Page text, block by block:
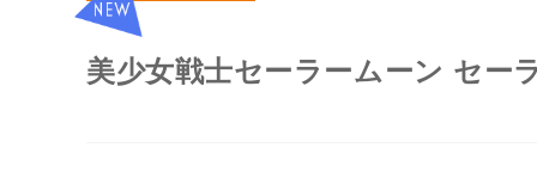
美少女戦士セーラームーン セー